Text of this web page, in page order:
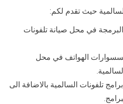
حيث تقدم لكم:
في محل صيانة تلفونات
الهواتف في محل
تلفونات السالمية بالاضافة الى